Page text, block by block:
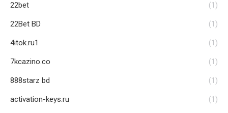
22bet (1)
22Bet BD (1)
4itok.ru1 (1)
7kcazino.co (1)
888starz bd (1)
activation-keys.ru (1)